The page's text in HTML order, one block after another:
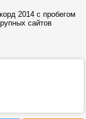
2014 с пробегом
сайтов